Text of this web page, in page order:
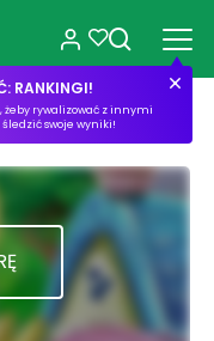
RANKINGI!
żeby rywalizować z innymi
swoje wyniki!